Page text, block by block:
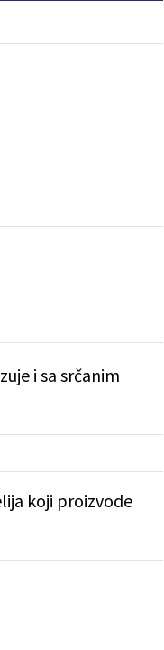
i sa srčanim
koji proizvode